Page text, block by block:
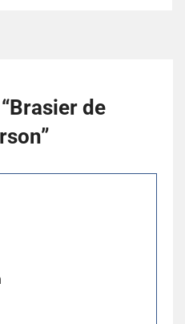
Brasier de
”